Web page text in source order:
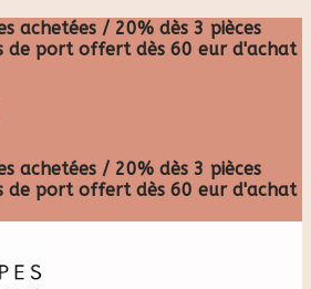
achetées / 20% dès 3 pièces
de port offert dès 60 eur d'achat
achetées / 20% dès 3 pièces
de port offert dès 60 eur d'achat